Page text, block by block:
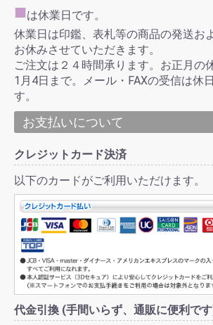
■は休業日です。
休業日は印鑑、表札等の商品の発送お
お休みさせていただきます。
ご注文は２４時間承ります。お正月の
1月4日まで。メール・FAXの受信は休
す。
お支払いについて
クレジットカード決済
以下のカードがご利用いただけます。
代金引換 (手間いらず、通販に便利で